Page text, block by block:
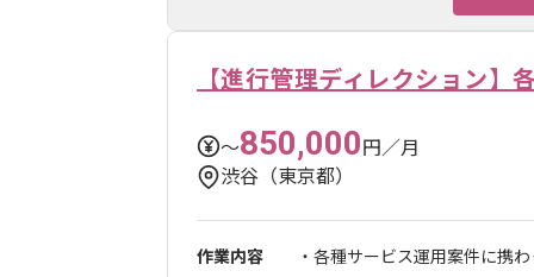
【進行管理ディレクション】
〜850,000円／月
渋谷（東京都）
作業内容
・各種サービス運用案件に携